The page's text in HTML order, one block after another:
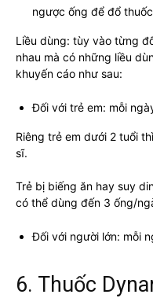
ngược ống để đổ
Liều dùng: tùy vào từng
nhau mà có những liều
khuyến cáo như sau:
Đối với trẻ em: mỗi
Riêng trẻ em dưới 2 tuổi
sĩ.
Trẻ bị biếng ăn hay suy
có thể dùng đến 3 ống/
Đối với người lớn: mỗi
6. Thuốc